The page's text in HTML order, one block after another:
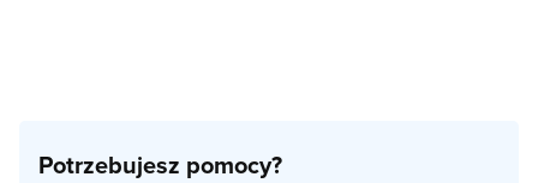
Potrzebujesz pomocy?